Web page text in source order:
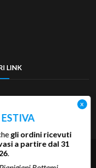
LINK
Policy
P.Iva 00655510527 | REA
600.000 €
gli ordini ricevuti
a partire dal 31
.